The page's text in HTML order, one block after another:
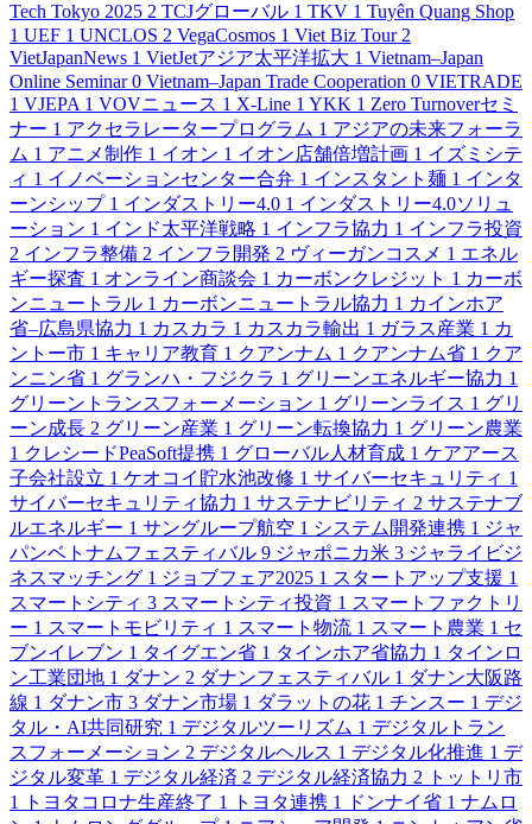
Tech Tokyo 2025 2 TCJグローバル 1 TKV 1 Tuyên Quang Shop
1 UEF 1 UNCLOS 2 VegaCosmos 1 Viet Biz Tour 2
VietJapanNews 1 VietJetアジア太平洋拡大 1 Vietnam–Japan
Online Seminar 0 Vietnam–Japan Trade Cooperation 0 VIETRADE
1 VJEPA 1 VOVニュース 1 X-Line 1 YKK 1 Zero Turnoverセミ
ナー 1 アクセラレータープログラム 1 アジアの未来フォーラ
ム 1 アニメ制作 1 イオン 1 イオン店舗倍増計画 1 イズミシテ
ィ 1 イノベーションセンター合弁 1 インスタント麺 1 インタ
ーンシップ 1 インダストリー4.0 1 インダストリー4.0ソリュ
ーション 1 インド太平洋戦略 1 インフラ協力 1 インフラ投資
2 インフラ整備 2 インフラ開発 2 ヴィーガンコスメ 1 エネル
ギー探査 1 オンライン商談会 1 カーボンクレジット 1 カーボ
ンニュートラル 1 カーボンニュートラル協力 1 カインホア
省–広島県協力 1 カスカラ 1 カスカラ輸出 1 ガラス産業 1 カ
ントー市 1 キャリア教育 1 クアンナム 1 クアンナム省 1 クア
ンニン省 1 グランハ・フジクラ 1 グリーンエネルギー協力 1
グリーントランスフォーメーション 1 グリーンライス 1 グリ
ーン成長 2 グリーン産業 1 グリーン転換協力 1 グリーン農業
1 クレシードPeaSoft提携 1 グローバル人材育成 1 ケアアース
子会社設立 1 ケオコイ貯水池改修 1 サイバーセキュリティ 1
サイバーセキュリティ協力 1 サステナビリティ 2 サステナブ
ルエネルギー 1 サングループ航空 1 システム開発連携 1 ジャ
パンベトナムフェスティバル 9 ジャポニカ米 3 ジャライビジ
ネスマッチング 1 ジョブフェア2025 1 スタートアップ支援 1
スマートシティ 3 スマートシティ投資 1 スマートファクトリ
ー 1 スマートモビリティ 1 スマート物流 1 スマート農業 1 セ
ブンイレブン 1 タイグエン省 1 タインホア省協力 1 タインロ
ン工業団地 1 ダナン 2 ダナンフェスティバル 1 ダナン大阪路
線 1 ダナン市 3 ダナン市場 1 ダラットの花 1 チンスー 1 デジ
タル・AI共同研究 1 デジタルツーリズム 1 デジタルトラン
スフォーメーション 2 デジタルヘルス 1 デジタル化推進 1 デ
ジタル変革 1 デジタル経済 2 デジタル経済協力 2
トットリ市
1
トヨタコロナ生産終了 1 トヨタ連携 1 ドンナイ省 1 ナムロ